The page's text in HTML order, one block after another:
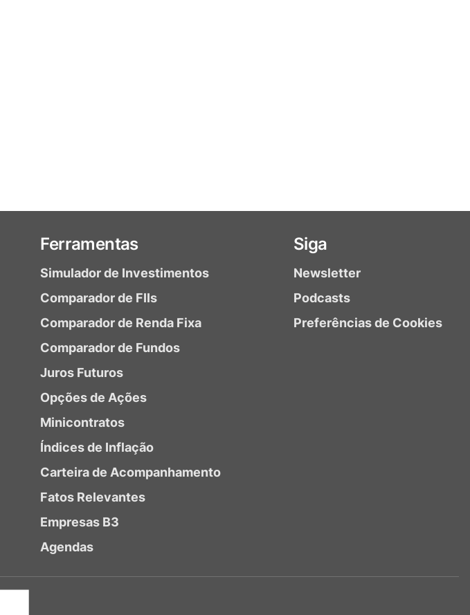
Ferramentas
Simulador de Investimentos
Comparador de FIIs
Comparador de Renda Fixa
Comparador de Fundos
Juros Futuros
Opções de Ações
Minicontratos
Índices de Inflação
Carteira de Acompanhamento
Fatos Relevantes
Empresas B3
Agendas
Siga
Newsletter
Podcasts
Preferências de Cookies